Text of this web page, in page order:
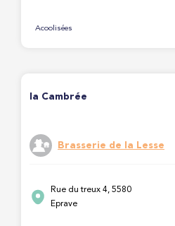
Acoolisées
la Cambrée
Brasserie de la Lesse
Rue du treux 4, 5580
Eprave